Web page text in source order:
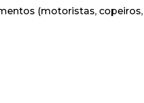
(motoristas, copeiros,